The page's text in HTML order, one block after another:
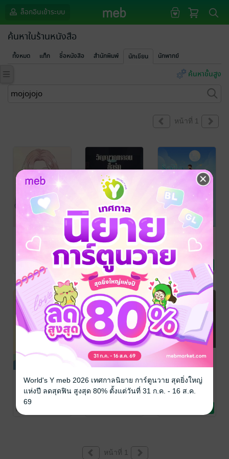
ล็อกอินเข้าระบบ
ค้นหาในร้านหนังสือ
ทั้งหมด แท็ก ชื่อหนังสือ สำนักพิมพ์ นักเขียน นักพากย์
ค้นหาขั้นสูง
หน้าที่ 1
หลังจอขอ
เกรียน
mojojojo/
mojojojo18
นิยายรัก
วิญญาณหลอน
สื่อรัก
mojojojo/
mojojojo18
นิยายรัก
No Rating
รัก (ไม่)
ลับ...ฉบับเจ้าหนี้
mojojojo
mojojojo18
นิยายรัก
No Rating
mojojojo/
mojojojo18
นิยายรัก
No Rating
กับเลขาจอม
เปิ่น
mojojojo/
ผี-จั๋ง-หลัง
mojojojo /
mojojojo18
นิยายลึกลับ/เขย่า
หน้าที่ 1
World's Y meb 2026 เทศกาลนิยาย การ์ตูนวาย สุดยิ่งใหญ่
แห่งปี ลดสุดฟิน สูงสุด 80% ตั้งแต่วันที่ 31 ก.ค. - 16 ส.ค.
69